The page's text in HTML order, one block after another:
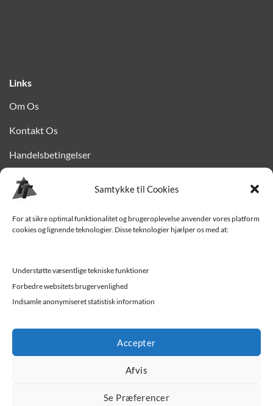
Samtykke til Cookies
For at sikre optimal funktionalitet og brugeroplevelse anvender vores platform
cookies og lignende teknologier. Disse teknologier hjælper os med at:
Understøtte væsentlige tekniske funktioner
Forbedre websitets brugervenlighed
Indsamle anonymiseret statistisk information
Accepter
Afvis
Se Præferencer
Links
Om Os
Kontakt Os
Handelsbetingelser
Privatlivspolitik
Levering til Sjælland
Trailer-hjælp og FAQ
Værksted